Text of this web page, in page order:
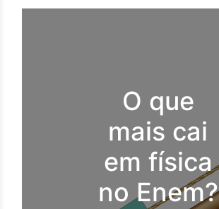
O que
mais cai
em física
no Enem?